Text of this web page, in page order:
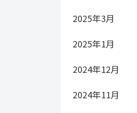
2025年3月
2025年1月
2024年12月
2024年11月